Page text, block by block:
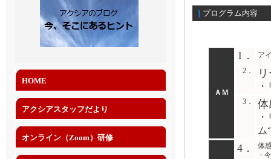
プログラム内容
ＡＭ
1．
ア
2．
3． 体
ム
4． 体
・
HOME
アクシアスタッフだより
オンライン（Zoom）研修